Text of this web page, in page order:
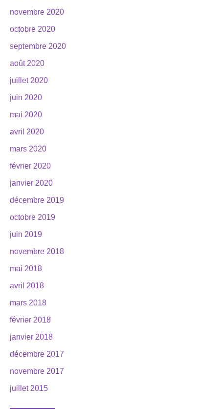
novembre 2020
octobre 2020
septembre 2020
août 2020
juillet 2020
juin 2020
mai 2020
avril 2020
mars 2020
février 2020
janvier 2020
décembre 2019
octobre 2019
juin 2019
novembre 2018
mai 2018
avril 2018
mars 2018
février 2018
janvier 2018
décembre 2017
novembre 2017
juillet 2015